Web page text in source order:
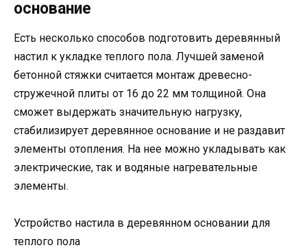
основание
Есть несколько способов подготовить деревянный
настил к укладке теплого пола. Лучшей заменой
бетонной стяжки считается монтаж древесно-
стружечной плиты от 16 до 22 мм толщиной. Она
сможет выдержать значительную нагрузку,
стабилизирует деревянное основание и не раздавит
элементы отопления. На нее можно укладывать как
электрические, так и водяные нагревательные
элементы.
Устройство настила в деревянном основании для
теплого пола